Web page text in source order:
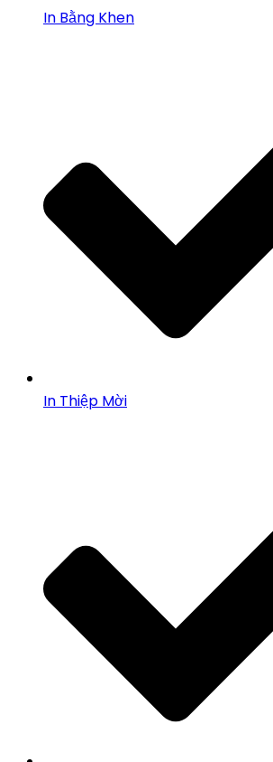
In Bằng Khen
In Thiệp Mời